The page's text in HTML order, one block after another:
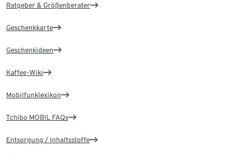
Ratgeber & Größenberater
Geschenkkarte
Geschenkideen
Kaffee-Wiki
Mobilfunklexikon
Tchibo MOBIL FAQs
Entsorgung / Inhaltsstoffe